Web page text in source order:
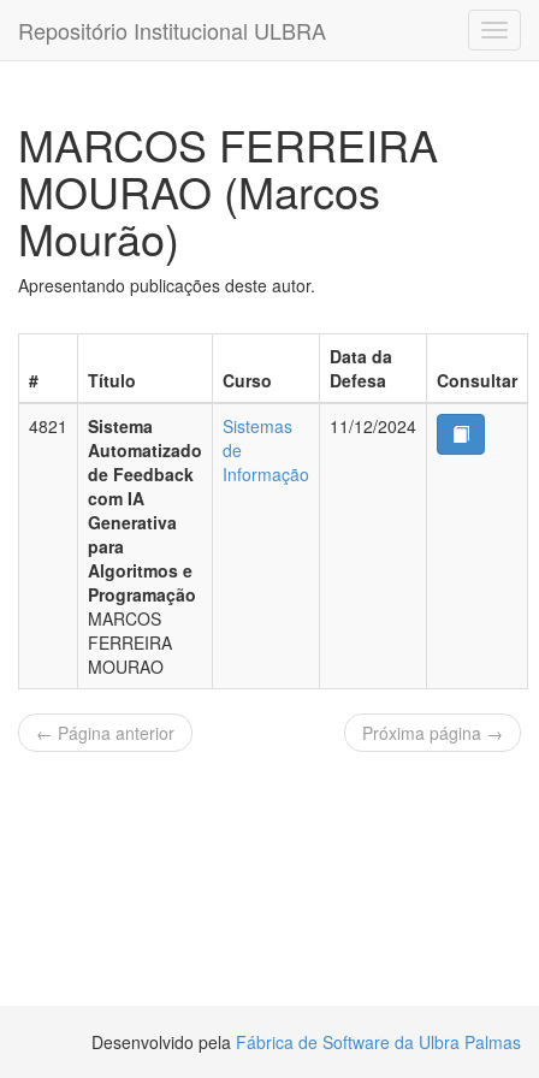
Repositório Institucional ULBRA
MARCOS FERREIRA
MOURAO (Marcos
Mourão)
Apresentando publicações deste autor.
# Título Curso
Data da
Defesa
Consultar
4821
Sistema
Automatizado
de Feedback
com IA
Generativa
para
Algoritmos e
Programação
MARCOS
FERREIRA
MOURAO
Sistemas
de
Informação
11/12/2024
← Página anterior Próxima página →
Desenvolvido pela Fábrica de Software da Ulbra Palmas